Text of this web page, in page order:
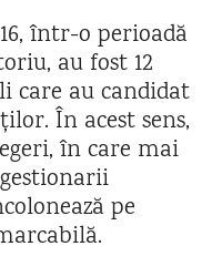
într-o perioadă
au fost 12
care au candidat
În acest sens,
în care mai
pe